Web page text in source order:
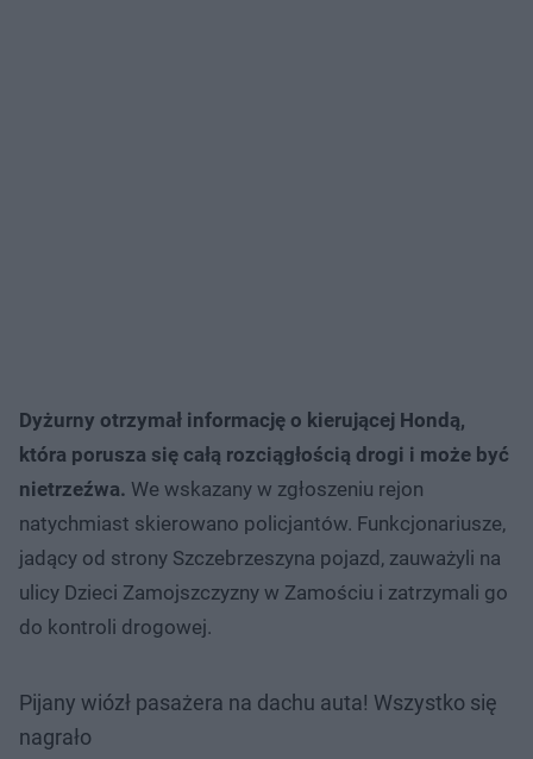
Dyżurny otrzymał informację o kierującej Hondą,
która porusza się całą rozciągłością drogi i może być
nietrzeźwa. We wskazany w zgłoszeniu rejon
natychmiast skierowano policjantów. Funkcjonariusze,
jadący od strony Szczebrzeszyna pojazd, zauważyli na
ulicy Dzieci Zamojszczyzny w Zamościu i zatrzymali go
do kontroli drogowej.
Pijany wiózł pasażera na dachu auta! Wszystko się
nagrało